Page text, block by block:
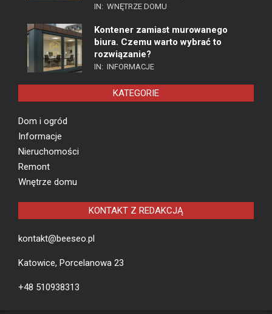
IN: WNĘTRZE DOMU
Kontener zamiast murowanego
biura. Czemu warto wybrać to
rozwiązanie?
IN: INFORMACJE
KATEGORIE
Dom i ogród
Informacje
Nieruchomości
Remont
Wnętrze domu
KONTAKT Z REDAKCJĄ
kontakt@beeseo.pl
Katowice, Porcelanowa 23
+48 510938313